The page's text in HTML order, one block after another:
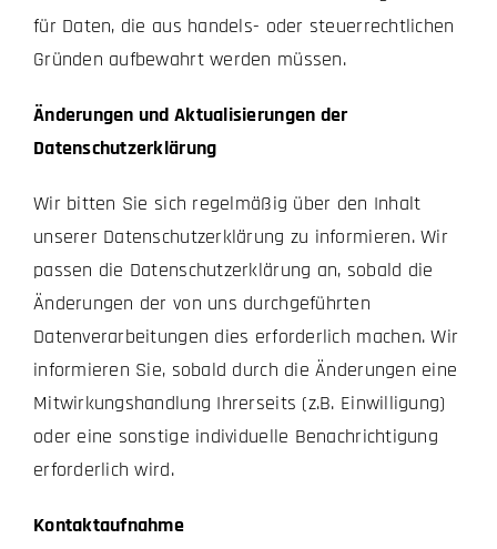
für Daten, die aus handels- oder steuerrechtlichen
Gründen aufbewahrt werden müssen.
Änderungen und Aktualisierungen der
Datenschutzerklärung
Wir bitten Sie sich regelmäßig über den Inhalt
unserer Datenschutzerklärung zu informieren. Wir
passen die Datenschutzerklärung an, sobald die
Änderungen der von uns durchgeführten
Datenverarbeitungen dies erforderlich machen. Wir
informieren Sie, sobald durch die Änderungen eine
Mitwirkungshandlung Ihrerseits (z.B. Einwilligung)
oder eine sonstige individuelle Benachrichtigung
erforderlich wird.
Kontaktaufnahme